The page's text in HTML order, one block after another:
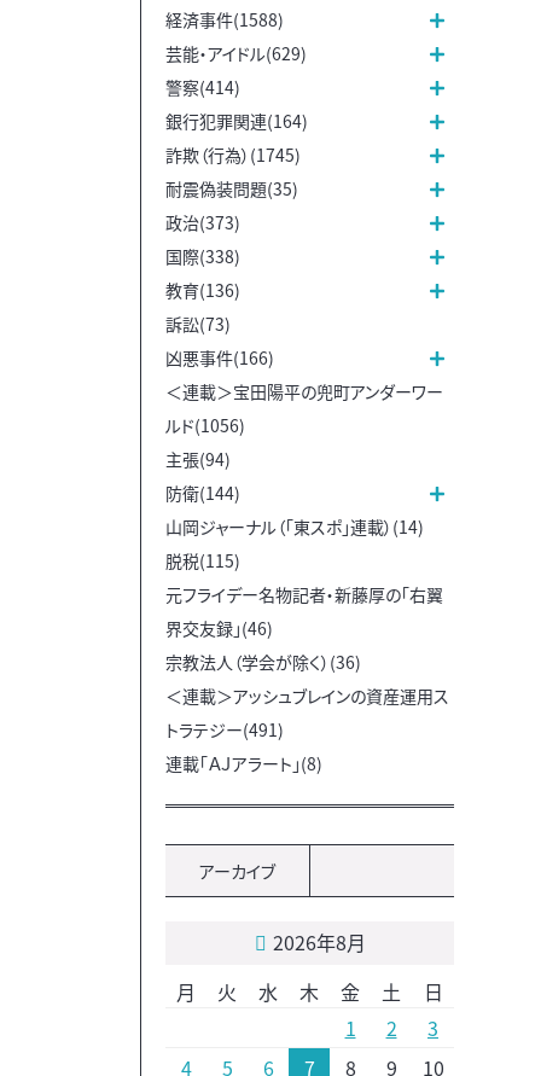
経済事件(1588)
芸能・アイドル(629)
警察(414)
銀行犯罪関連(164)
詐欺（行為）(1745)
耐震偽装問題(35)
政治(373)
国際(338)
教育(136)
訴訟(73)
凶悪事件(166)
＜連載＞宝田陽平の兜町アンダーワー
ルド(1056)
主張(94)
防衛(144)
山岡ジャーナル（「東スポ」連載）(14)
脱税(115)
元フライデー名物記者・新藤厚の「右翼
界交友録」(46)
宗教法人（学会が除く）(36)
＜連載＞アッシュブレインの資産運用ス
トラテジー(491)
連載「ＡＪアラート」(8)
アーカイブ
2026年8月
月
火 水 木 金 土
日
1
2
3
4
5 6 7 8 9 10